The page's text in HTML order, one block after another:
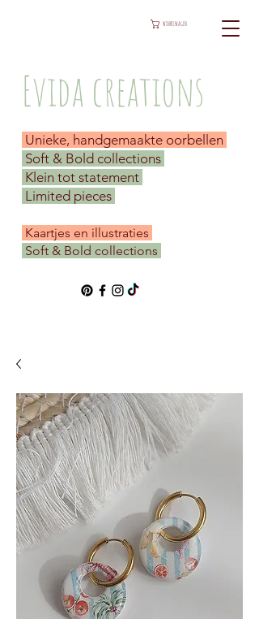
Evida creations
WINKELWAGEN
Unieke, handgemaakte oorbellen
Soft & Bold collections
Klein tot statement
Limited pieces
​ Kaartjes en illustraties
Soft & Bold collections